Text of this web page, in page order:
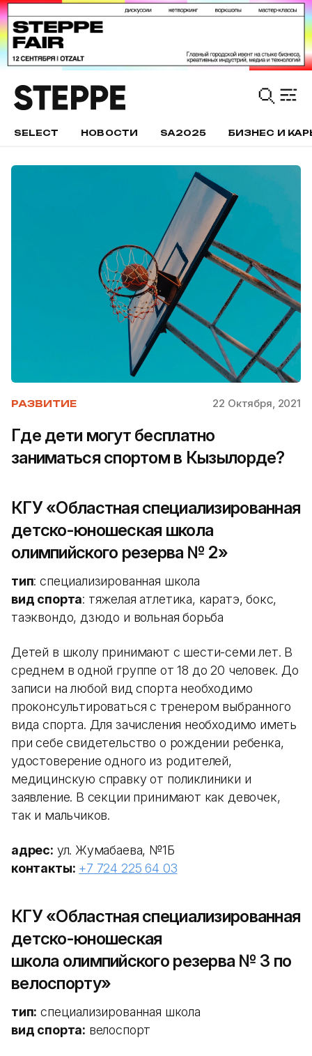
SELECT НОВОСТИ SA2025 БИЗНЕС И
РАЗВИТИЕ 22 Октября, 2021
Где дети могут бесплатно
заниматься спортом в Кызылорде?
КГУ «Областная специализированная
детско-юношеская школа
олимпийского резерва № 2»
тип: специализированная школа
вид спорта: тяжелая атлетика, каратэ, бокс,
таэквондо, дзюдо и вольная борьба
Детей в школу принимают с шести-семи лет. В
среднем в одной группе от 18 до 20 человек. До
записи на любой вид спорта необходимо
проконсультироваться с тренером выбранного
вида спорта. Для зачисления необходимо иметь
при себе свидетельство о рождении ребенка,
удостоверение одного из родителей,
медицинскую справку от поликлиники и
заявление. В секции принимают как девочек,
так и мальчиков.
адрес: ул. Жумабаева, №1Б
контакты: +7 724 225 64 03
КГУ «Областная специализированная
детско-юношеская
школа олимпийского резерва № 3 по
велоспорту»
тип: специализированная школа
вид спорта: велоспорт